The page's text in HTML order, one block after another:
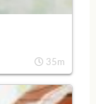
35m